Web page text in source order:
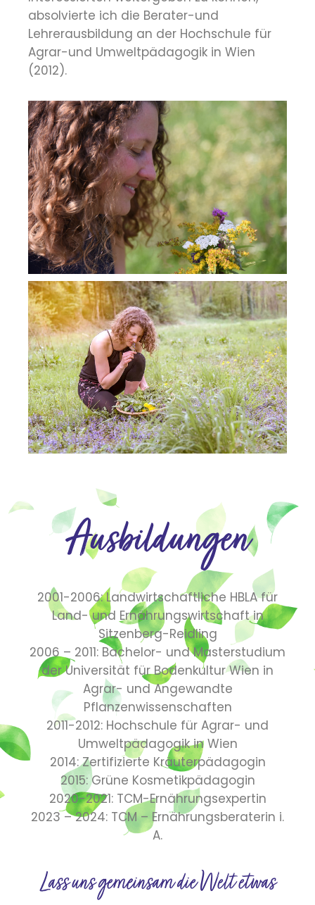
absolvierte ich die Berater-und
Lehrerausbildung an der Hochschule für
Agrar-und Umweltpädagogik in Wien
(2012).
Ausbildungen
2001-2006: Landwirtschaftliche HBLA für
Land- und Ernährungswirtschaft in
Sitzenberg-Reidling
2006 – 2011: Bachelor- und Masterstudium
der Universität für Bodenkultur Wien in
Agrar- und Angewandte
Pflanzenwissenschaften
2011-2012: Hochschule für Agrar- und
Umweltpädagogik in Wien
2014: Zertifizierte Kräuterpädagogin
2015: Grüne Kosmetikpädagogin
2020-2021: TCM-Ernährungsexpertin
2023 – 2024: TCM – Ernährungsberaterin i.
A.
Lass uns gemeinsam die Welt etwas